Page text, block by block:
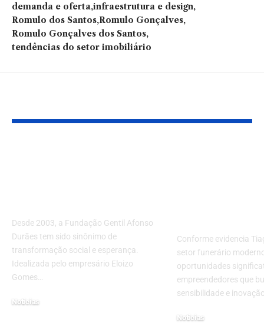
demanda e oferta infraestrutura e design
Romulo dos Santos Romulo Gonçalves
Romulo Gonçalves dos Santos
tendências do setor imobiliário
Desde 2003, a Fundação Gentil Afonso
Durães tem sido sinônimo de
transformação social e esperança.
Idealizada pelo empresário Eloizo
Gomes…
Notícias
Conforme evidencia
setor funerário
oportunidades
empreendedores que
sensibilidade e
Notícias